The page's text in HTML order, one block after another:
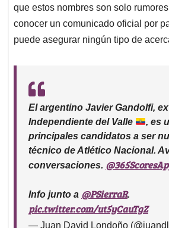
que estos nombres son solo
conocer un comunicado oficial por
puede asegurar ningún tipo de
El argentino Javier Gandolfi,
Independiente del Valle
, es
principales candidatos a ser
técnico de Atlético Nacional.
conversaciones.
Info junto a @PSierraR.
pic.twitter.com/ut5yCauTgZ
— Juan David Londoño